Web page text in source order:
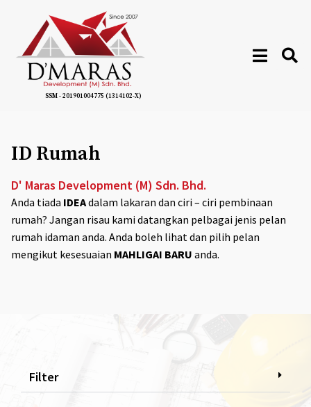
SSM - 201901004775 (1314102-X)
ID Rumah
D' Maras Development (M) Sdn. Bhd.
Anda tiada IDEAdalam lakaran dan ciri – ciri pembinaan
rumah? Jangan risau kami datangkan pelbagai jenis pelan
rumah idaman anda. Anda boleh lihat dan pilih pelan
mengikut kesesuaian MAHLIGAI BARU anda.
Filter